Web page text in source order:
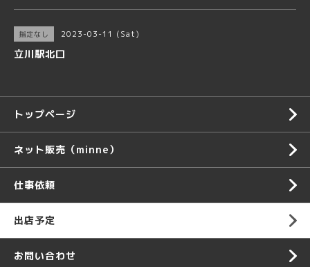
指定なし 2023-03-11 (Sat)
立川駅北口
トップページ
ネット販売（minne）
仕事依頼
出店予定
お問い合わせ